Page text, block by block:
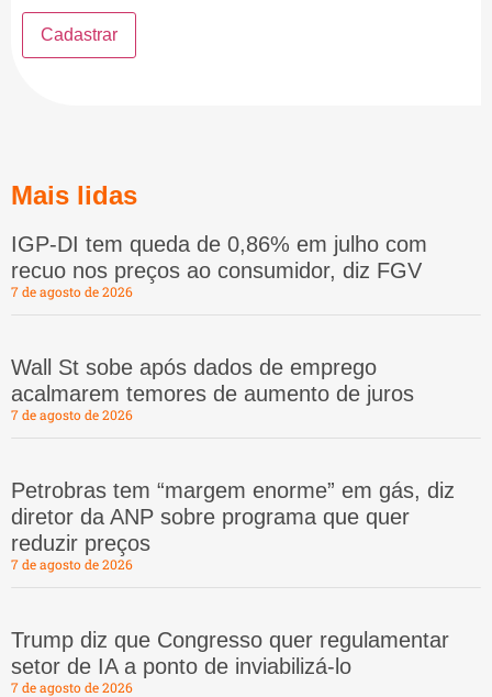
Mais lidas
IGP-DI tem queda de 0,86% em julho com
recuo nos preços ao consumidor, diz FGV
7 de agosto de 2026
Wall St sobe após dados de emprego
acalmarem temores de aumento de juros
7 de agosto de 2026
Petrobras tem “margem enorme” em gás, diz
diretor da ANP sobre programa que quer
reduzir preços
7 de agosto de 2026
Trump diz que Congresso quer regulamentar
setor de IA a ponto de inviabilizá-lo
7 de agosto de 2026